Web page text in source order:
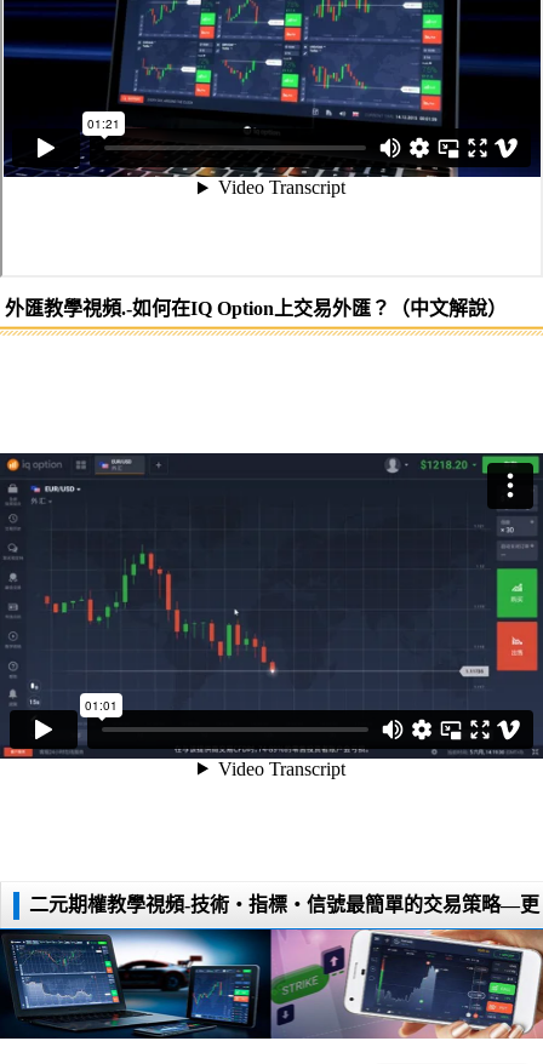
外匯教學視頻.-如何在IQ Option上交易外匯？（中文解說）
二元期權教學視頻-技術・指標・信號最簡單的交易策略—更
多技術策略視頻……